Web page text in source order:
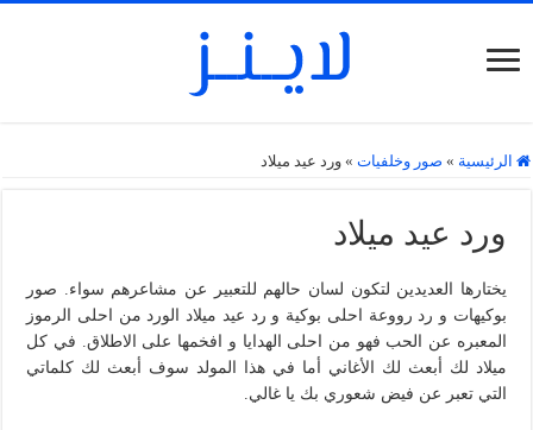
الرئيسية » صور وخلفيات » ورد عيد ميلاد
ورد عيد ميلاد
يختارها العديدين لتكون لسان حالهم للتعبير عن مشاعرهم سواء. صور
بوكيهات و رد رووعة احلى بوكية و رد عيد ميلاد الورد من احلى الرموز
المعبره عن الحب فهو من احلى الهدايا و افخمها على الاطلاق. في كل
ميلاد لك أبعث لك الأغاني أما في هذا المولد سوف أبعث لك كلماتي
التي تعبر عن فيض شعوري بك يا غالي.